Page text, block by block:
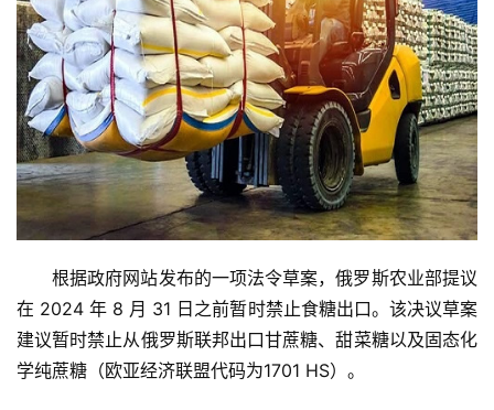
首
页
根据政府网站发布的一项法令草案，俄罗斯农业部提议
在 2024 年 8 月 31 日之前暂时禁止食糖出口。该决议草案
建议暂时禁止从俄罗斯联邦出口甘蔗糖、甜菜糖以及固态化
学纯蔗糖（欧亚经济联盟代码为1701 HS）。